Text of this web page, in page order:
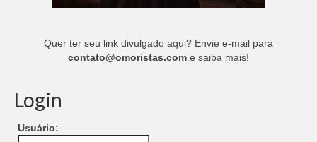
Quer ter seu link divulgado aqui? Envie e-mail para
contato@omoristas.com e saiba mais!
Login
Usuário: